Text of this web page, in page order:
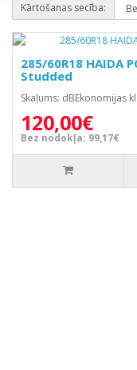
Kārtošanas secība:
285/60R18 HAIDA
Studded
Skaļums: dBEkonomijas
120,00€
Bez nodokļa: 99,17€